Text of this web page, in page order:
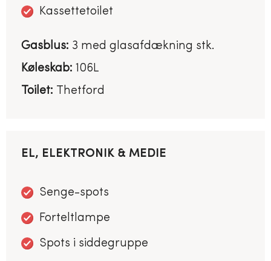
Kassettetoilet
Gasblus: 3 med glasafdækning stk.
Køleskab: 106L
Toilet: Thetford
EL, ELEKTRONIK & MEDIE
Senge-spots
Forteltlampe
Spots i siddegruppe